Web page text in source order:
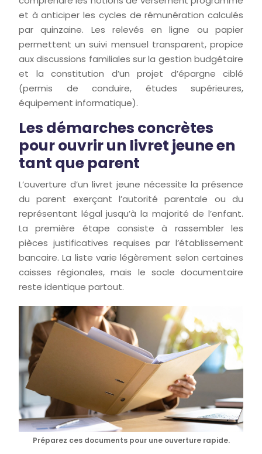
et à anticiper les cycles de rémunération calculés
par quinzaine. Les relevés en ligne ou papier
permettent un suivi mensuel transparent, propice
aux discussions familiales sur la gestion budgétaire
et la constitution d’un projet d’épargne ciblé
(permis de conduire, études supérieures,
équipement informatique).
Les démarches concrètes
pour ouvrir un livret jeune en
tant que parent
L’ouverture d’un livret jeune nécessite la présence
du parent exerçant l’autorité parentale ou du
représentant légal jusqu’à la majorité de l’enfant.
La première étape consiste à rassembler les
pièces justificatives requises par l’établissement
bancaire. La liste varie légèrement selon certaines
caisses régionales, mais le socle documentaire
reste identique partout.
Préparez ces documents pour une ouverture rapide.